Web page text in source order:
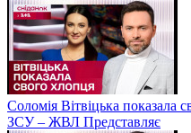
Соломія Вітвіцька показала
ЗСУ – ЖВЛ Представляє